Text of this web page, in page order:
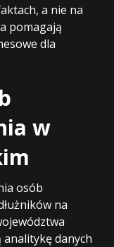
a nie na
pomagają
dla
w
osób
na
analitykę danych